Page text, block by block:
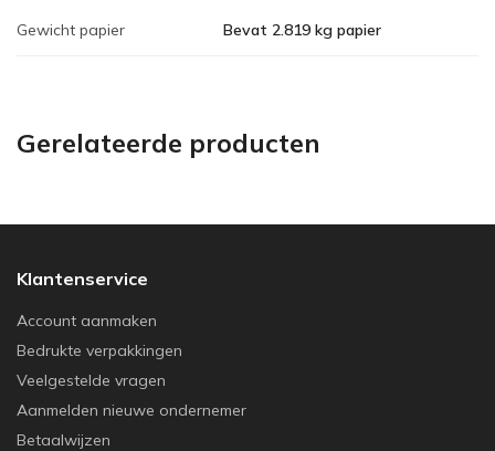
Gewicht papier Bevat 2.819 kg papier
Gerelateerde producten
Klantenservice
Account aanmaken
Bedrukte verpakkingen
Veelgestelde vragen
Aanmelden nieuwe ondernemer
Betaalwijzen